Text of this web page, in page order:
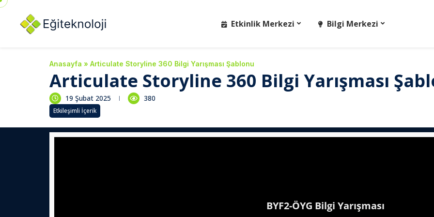
Etkinlik Merkezi Bilgi Merkezi
Anasayfa » Articulate Storyline 360 Bilgi Yarışması Şablonu
Articulate Storyline 360 Bilgi Yarışması
19 Şubat 2025 380
Etkileşimli İçerik